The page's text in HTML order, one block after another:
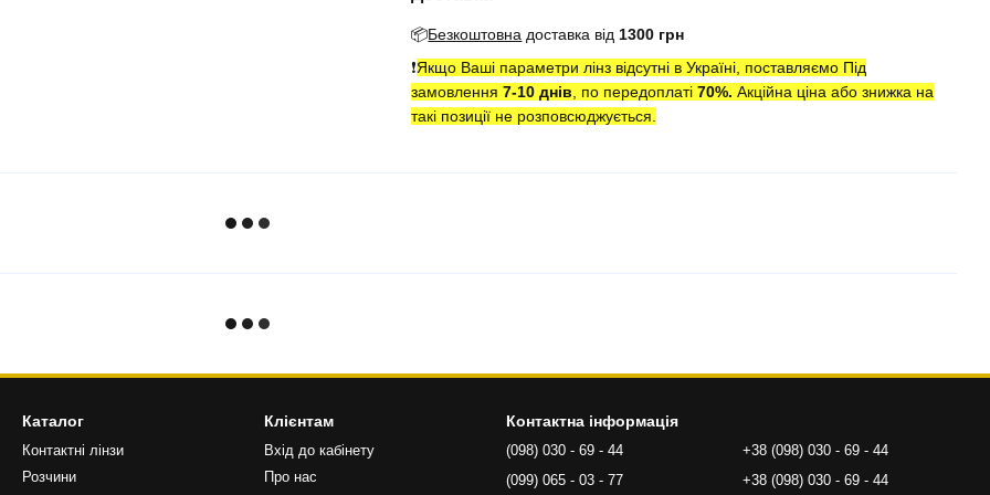
📦Безкоштовна доставка від 1300 грн
❗️Якщо Ваші параметри лінз відсутні в Україні, поставляємо Під
замовлення7-10 днів, по передоплаті70%. Акційна ціна або знижка на
такі позиції не розповсюджується.
Каталог
Контактні лінзи
Розчини
Клієнтам
Вхід до кабінету
Про нас
Контактна інформація
(098) 030 - 69 - 44
(099) 065 - 03 - 77
+38 (098) 030 - 69 - 44
+38 (098) 030 - 69 - 44